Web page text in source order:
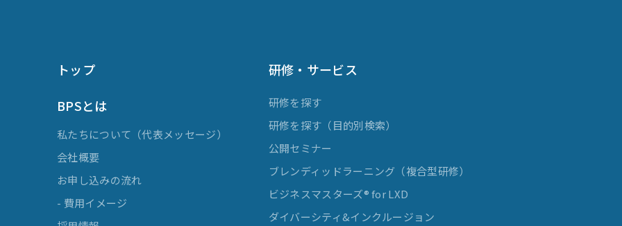
トップ
BPSとは
私たちについて（代表メッセージ）
会社概要
お申し込みの流れ
- 費用イメージ
研修・サービス
研修を探す
研修を探す（目的別検索）
公開セミナー
ブレンディッドラーニング（複合型研修）
ビジネスマスターズ® for LXD
ダイバーシティ&インクルージョン